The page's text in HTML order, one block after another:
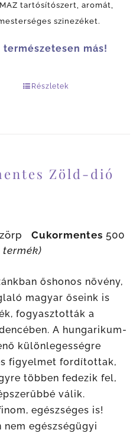
tartósítószert, aromát,
szinezéket.
természetesen más!
Részletek
Zöld-dió
Cukormentes 500
termék)
őshonos növény,
magyar őseink is
fogyasztották a
A hungarikum-
különlegességre
figyelmet fordítottak,
többen fedezik fel,
válik.
egészséges is!
nem egészségügyi